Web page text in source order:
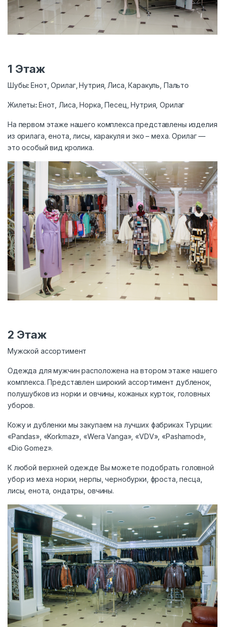
1 Этаж
Шубы:Енот, Орилаг,Нутрия, Лиса, Каракуль, Пальто
Жилеты: Енот, Лиса, Норка, Песец, Нутрия, Орилаг
На первом этаже нашего комплекса представлены изделия
из орилага, енота, лисы, каракуля и эко – меха. Орилаг —
это особый вид кролика.
2 Этаж
Мужской ассортимент
Одежда для мужчин расположена на втором этаже нашего
комплекса. Представлен широкий ассортимент дубленок,
полушубков из норки и овчины, кожаных курток, головных
уборов.
Кожу и дубленки мы закупаем на лучших фабриках Турции:
«Pandas», «Korkmaz», «Wera Vanga», «VDV», «Pashamod»,
«Dio Gomez».
К любой верхней одежде Вы можете подобрать головной
убор из меха норки, нерпы, чернобурки, фроста, песца,
лисы, енота, ондатры, овчины.